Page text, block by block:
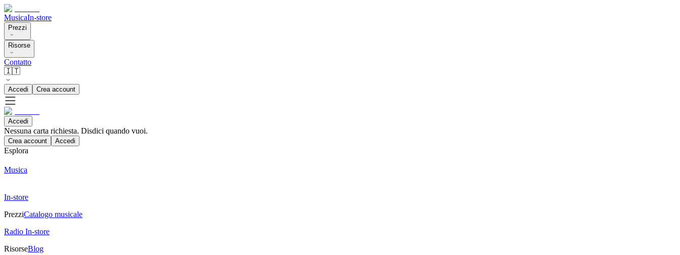
MusicaIn-store
Prezzi
Risorse
Contatto
🇮🇹
Accedi Crea account
Accedi
Nessuna carta richiesta. Disdici quando vuoi.
Crea account Accedi
Esplora
Musica
In-store
PrezziCatalogo musicale
Radio In-store
RisorseBlog